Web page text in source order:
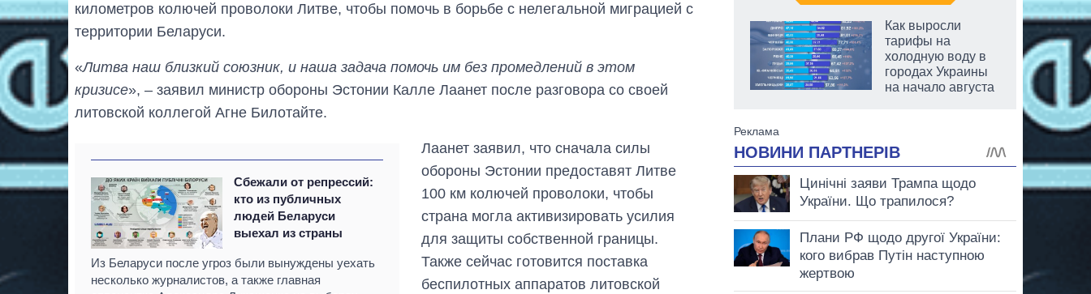
километров колючей проволоки Литве, чтобы помочь в борьбе с нелегальной миграцией с
территории Беларуси.
«Литва наш близкий союзник, и наша задача помочь им без промедлений в этом
кризисе», – заявил министр обороны Эстонии Калле Лаанет после разговора со своей
литовской коллегой Агне Билотайте.
Сбежали от репрессий:
кто из публичных
людей Беларуси
выехал из страны
Из Беларуси после угроз были вынуждены уехать
несколько журналистов, а также главная
Лаанет заявил, что сначала силы
обороны Эстонии предоставят Литве
100 км колючей проволоки, чтобы
страна могла активизировать усилия
для защиты собственной границы.
Также сейчас готовится поставка
беспилотных аппаратов литовской
Украине до и во
время большой
Как выросли
тарифы на
холодную воду в
городах Украины
на начало августа